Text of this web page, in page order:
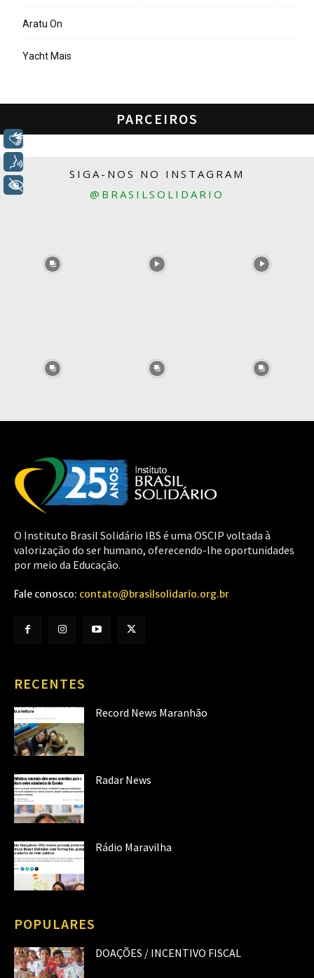
Aratu On
Yacht Mais
PARCEIROS
SIGA-NOS NO INSTAGRAM
@BRASILSOLIDARIO
O Instituto Brasil Solidário IBS é uma OSCIP voltada à
valorização do ser humano, oferecendo-lhe oportunidades
por meio da Educação.
Fale conosco: contato@brasilsolidario.org.br
RECENTES
Record News Maranhão
Radar News
Rádio Maravilha
POPULARES
DOAÇÕES / INCENTIVO FISCAL
Libras